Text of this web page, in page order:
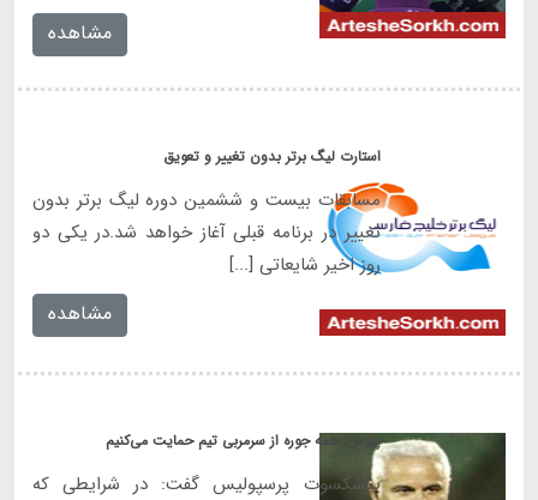
مشاهده
استارت لیگ برتر بدون تغییر و تعویق
مسابقات بیست و ششمین دوره لیگ برتر بدون
تغییر در برنامه قبلی آغاز خواهد شد.در یکی دو
روز اخیر شایعاتی [...]
مشاهده
پیوس: همه جوره از سرمربی تیم حمایت می‌کنیم
پیشکسوت پرسپولیس گفت: در شرایطی که